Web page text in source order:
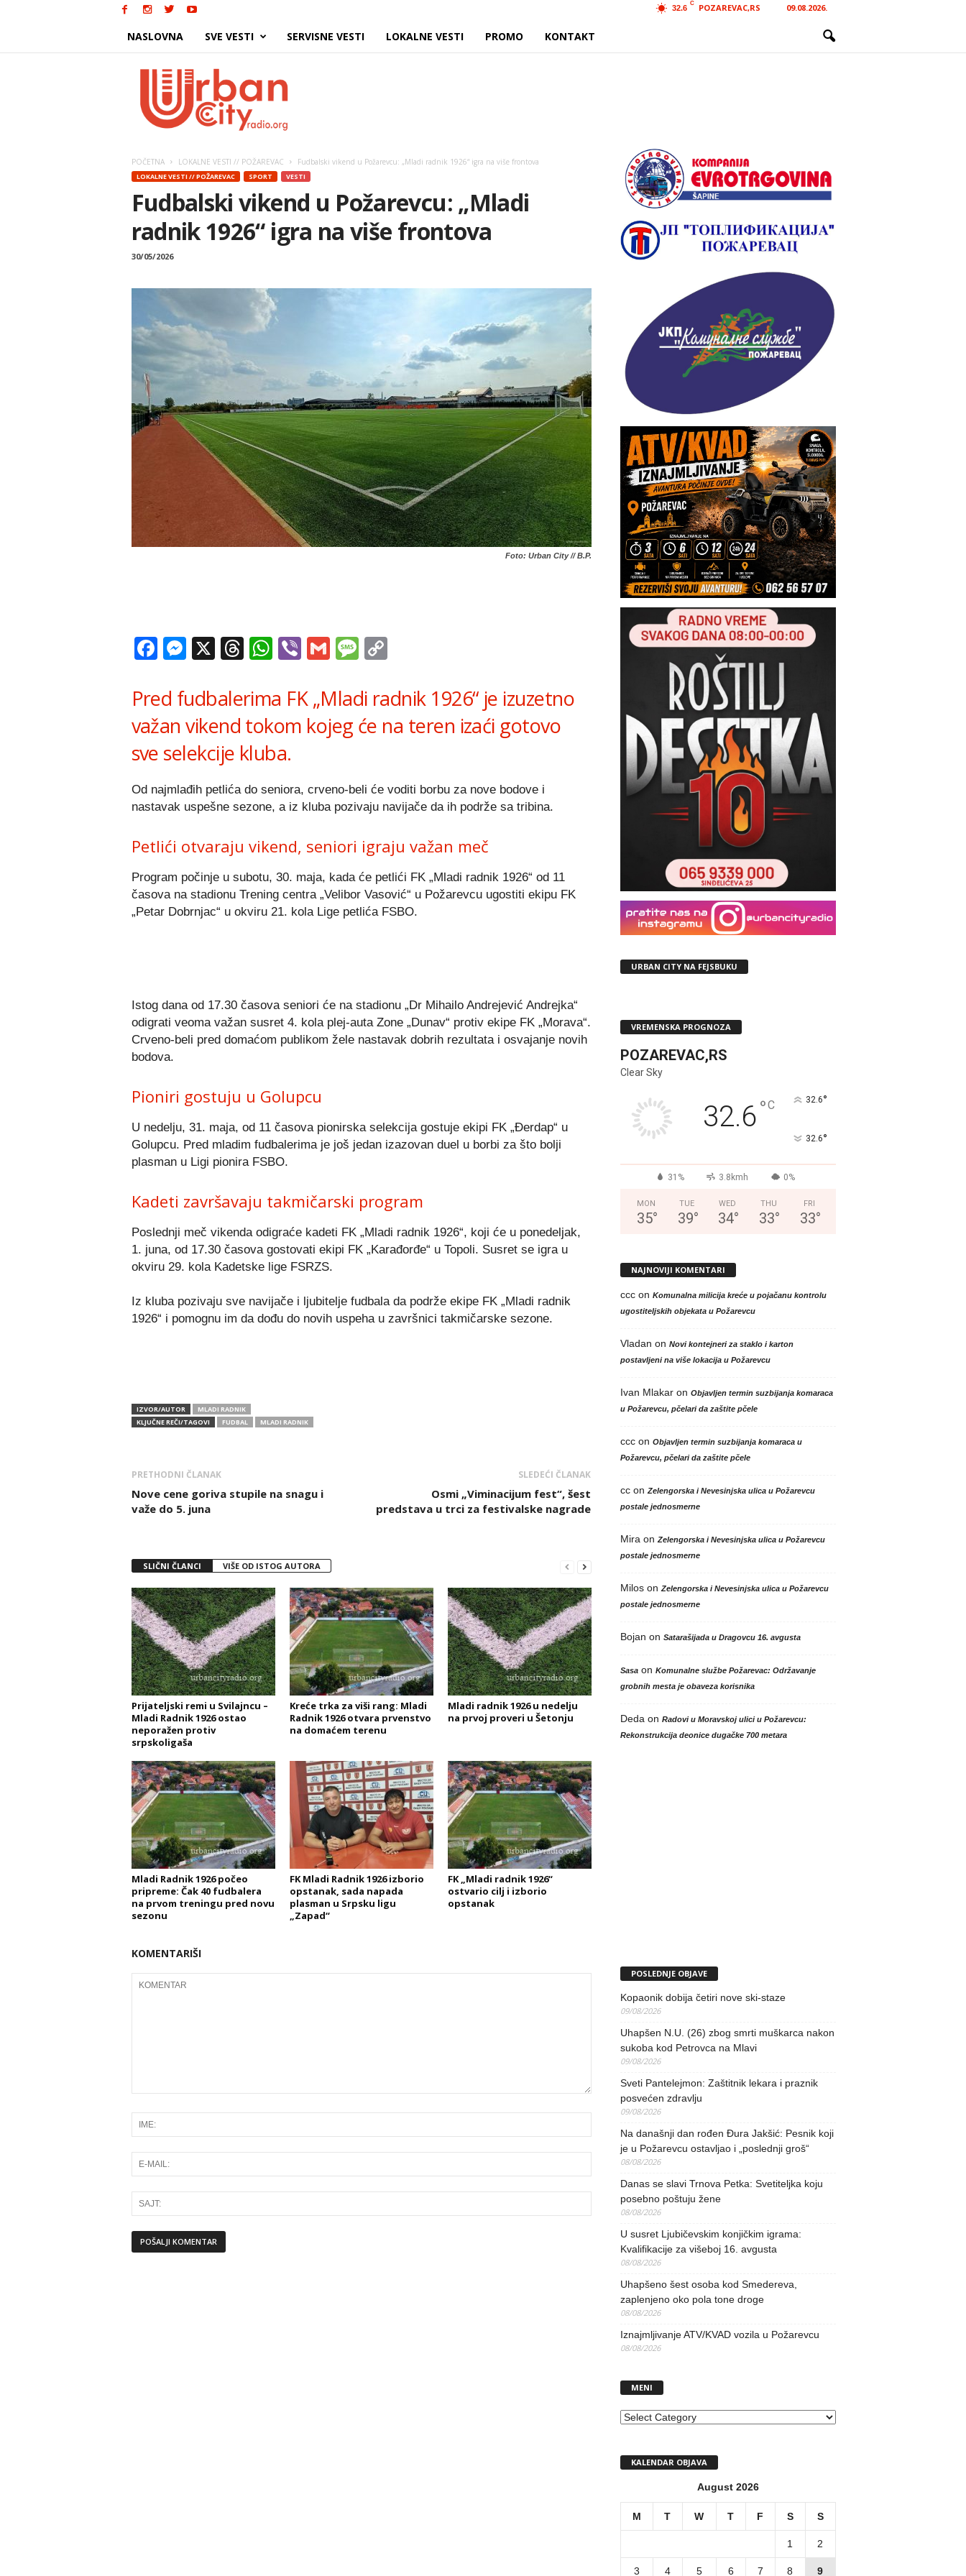
32.6
C POZAREVAC,RS 09.08.2026.
NASLOVNA SVE VESTI SERVISNE VESTI LOKALNE VESTI PROMO KONTAKT
POČETNA LOKALNE VESTI // POŽAREVAC Fudbalski vikend u Požarevcu: „Mladi radnik 1926“ igra na više frontova
LOKALNE VESTI // POŽAREVAC SPORT VESTI
Fudbalski vikend u Požarevcu: „Mladi
radnik 1926“ igra na više frontova
30/05/2026
Foto: Urban City // B.P.
Facebook
Messenger
X Threads
WhatsApp
ViberGmailMessage
Pred fudbalerima FK „Mladi radnik 1926“ je izuzetno
važan vikend tokom kojeg će na teren izaći gotovo
sve selekcije kluba.
Od najmlađih petlića do seniora, crveno-beli će voditi borbu za nove bodove i
nastavak uspešne sezone, a iz kluba pozivaju navijače da ih podrže sa tribina.
Petlići otvaraju vikend, seniori igraju važan meč
Program počinje u subotu, 30. maja, kada će petlići FK „Mladi radnik 1926“ od 11
časova na stadionu Trening centra „Velibor Vasović“ u Požarevcu ugostiti ekipu FK
„Petar Dobrnjac“ u okviru 21. kola Lige petlića FSBO.
Istog dana od 17.30 časova seniori će na stadionu „Dr Mihailo Andrejević Andrejka“
odigrati veoma važan susret 4. kola plej-auta Zone „Dunav“ protiv ekipe FK „Morava“.
Crveno-beli pred domaćom publikom žele nastavak dobrih rezultata i osvajanje novih
bodova.
Pioniri gostuju u Golupcu
U nedelju, 31. maja, od 11 časova pionirska selekcija gostuje ekipi FK „Đerdap“ u
Golupcu. Pred mladim fudbalerima je još jedan izazovan duel u borbi za što bolji
plasman u Ligi pionira FSBO.
Kadeti završavaju takmičarski program
Poslednji meč vikenda odigraće kadeti FK „Mladi radnik 1926“, koji će u ponedeljak,
1. juna, od 17.30 časova gostovati ekipi FK „Karađorđe“ u Topoli. Susret se igra u
okviru 29. kola Kadetske lige FSRZS.
Iz kluba pozivaju sve navijače i ljubitelje fudbala da podrže ekipe FK „Mladi radnik
1926“ i pomognu im da dođu do novih uspeha u završnici takmičarske sezone.
IZVOR/AUTOR
MLADI RADNIK
KLJUČNE REČI/TAGOVI
FUDBAL MLADI RADNIK
PRETHODNI ČLANAK
Nove cene goriva stupile na snagu i
važe do 5. juna
SLEDEĆI ČLANAK
Osmi „Viminacijum fest“, šest
predstava u trci za festivalske nagrade
SLIČNI ČLANCI VIŠE OD ISTOG AUTORA
Prijateljski remi u Svilajncu –
Mladi Radnik 1926 ostao
neporažen protiv
srpskoligaša
Kreće trka za viši rang: Mladi
Radnik 1926 otvara prvenstvo
na domaćem terenu
Mladi radnik 1926 u nedelju
na prvoj proveri u Šetonju
Mladi Radnik 1926 počeo
pripreme: Čak 40 fudbalera
na prvom treningu pred novu
sezonu
FK Mladi Radnik 1926 izborio
opstanak, sada napada
plasman u Srpsku ligu
„Zapad“
FK „Mladi radnik 1926“
ostvario cilj i izborio
opstanak
KOMENTARIŠI
URBAN CITY NA FEJSBUKU
VREMENSKA PROGNOZA
POZAREVAC,RS
Clear Sky
32.6°C 32.6°
32.6°
31% 3.8kmh 0%
MON
35°
TUE
39°
WED
34°
THU
33°
FRI
33°
NAJNOVIJI KOMENTARI
cccon Komunalna milicija kreće u pojačanu kontrolu
ugostiteljskih objekata u Požarevcu
Vladan on Novi kontejneri za staklo i karton
postavljeni na više lokacija u Požarevcu
Ivan Mlakaron Objavljen termin suzbijanja komaraca
u Požarevcu, pčelari da zaštite pčele
cccon Objavljen termin suzbijanja komaraca u
Požarevcu, pčelari da zaštite pčele
ccon Zelengorska i Nevesinjska ulica u Požarevcu
postale jednosmerne
Mira on Zelengorska i Nevesinjska ulica u Požarevcu
postale jednosmerne
Miloson Zelengorska i Nevesinjska ulica u Požarevcu
postale jednosmerne
Bojan on Satarašijada u Dragovcu 16. avgusta
Sasaon Komunalne službe Požarevac: Održavanje
grobnih mesta je obaveza korisnika
Deda on Radovi u Moravskoj ulici u Požarevcu:
Rekonstrukcija deonice dugačke 700 metara
POSLEDNJE OBJAVE
Kopaonik dobija četiri nove ski-staze
09/08/2026
Uhapšen N.U. (26) zbog smrti muškarca nakon
sukoba kod Petrovca na Mlavi
09/08/2026
Sveti Pantelejmon: Zaštitnik lekara i praznik
posvećen zdravlju
09/08/2026
Na današnji dan rođen Đura Jakšić: Pesnik koji
je u Požarevcu ostavljao i „poslednji groš“
08/08/2026
Danas se slavi Trnova Petka: Svetiteljka koju
posebno poštuju žene
08/08/2026
U susret Ljubičevskim konjičkim igrama:
Kvalifikacije za višeboj 16. avgusta
08/08/2026
Uhapšeno šest osoba kod Smedereva,
zaplenjeno oko pola tone droge
08/08/2026
Iznajmljivanje ATV/KVAD vozila u Požarevcu
08/08/2026
MENI
MENI
KALENDAR OBJAVA
August 2026
M T W T F S S
1 2
3 4 5 6 7 8 9